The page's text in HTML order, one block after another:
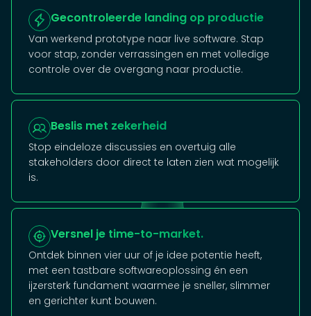
Gecontroleerde landing op productie
Van werkend prototype naar live software. Stap
voor stap, zonder verrassingen en met volledige
controle over de overgang naar productie.
Beslis met zekerheid
Stop eindeloze discussies en overtuig alle
stakeholders door direct te laten zien wat mogelijk
is.
Versnel je time-to-market.
Ontdek binnen vier uur of je idee potentie heeft,
met een tastbare softwareoplossing én een
ijzersterk fundament waarmee je sneller, slimmer
en gerichter kunt bouwen.